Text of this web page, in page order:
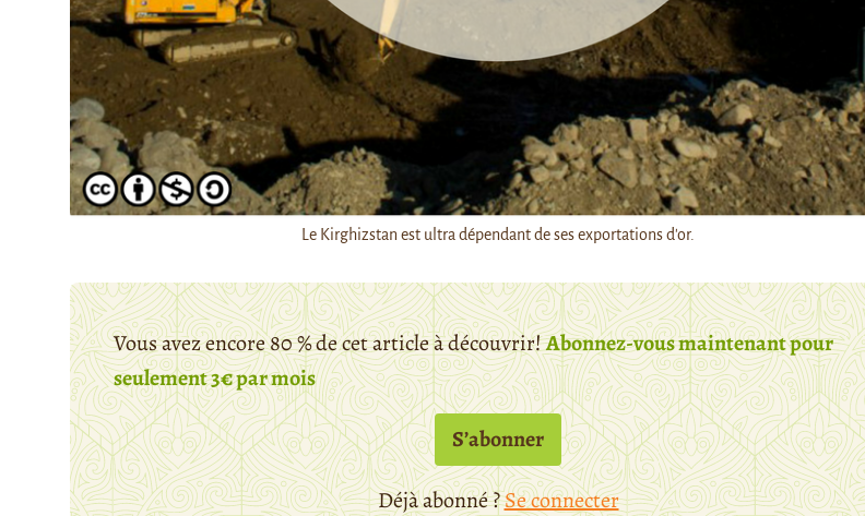
Le Kirghizstan est ultra dépendant de ses exportations d'or.
Vous avez encore 80 % de cet article à découvrir!Abonnez-vous maintenant pour
seulement 3€ par mois
S’abonner
Déjà abonné ?Se connecter